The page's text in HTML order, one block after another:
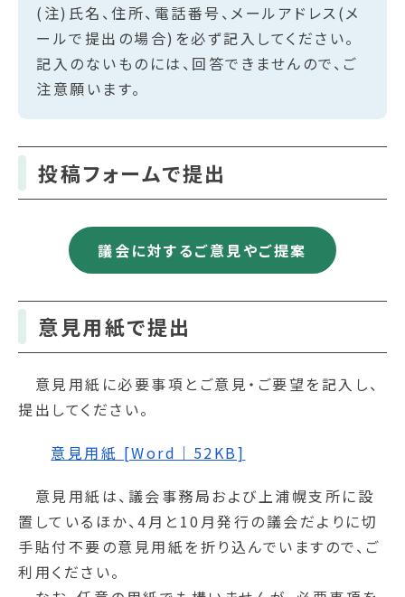
(注)氏名、住所、電話番号、メールアドレス(メ
ールで提出の場合)を必ず記入してください。
記入のないものには、回答できませんので、ご
注意願います。
投稿フォームで提出
議会に対するご意見やご提案
意見用紙で提出
意見用紙に必要事項とご意見・ご要望を記入し、
提出してください。
意見用紙 [Word｜52KB]
意見用紙は、議会事務局および上浦幌支所に設
置しているほか、4月と10月発行の議会だよりに切
手貼付不要の意見用紙を折り込んでいますので、ご
利用ください。